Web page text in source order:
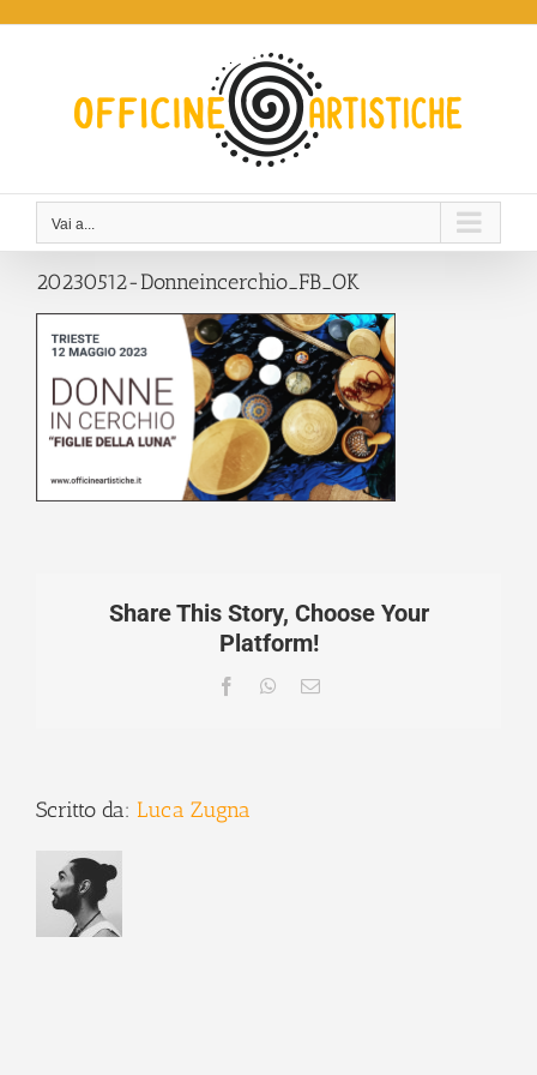
Vai a...
20230512-Donneincerchio_FB_OK
Share This Story, Choose Your
Platform!
FacebookWhatsApp
Email
Scritto da: Luca Zugna